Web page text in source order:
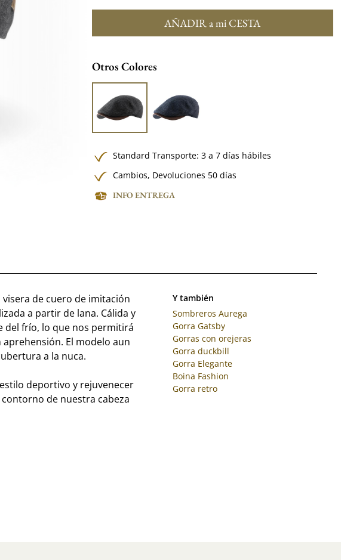
AÑADIR a mi CESTA
Otros Colores
Standard Transporte: 3 a 7 días hábiles
Cambios, Devoluciones 50 días
INFO ENTREGA
de cuero de imitación
a partir de lana. Cálida y
del frío, lo que nos permitirá
El modelo aun
a la nuca.
deportivo y rejuvenecer
de nuestra cabeza
Y también
Sombreros Aurega
Gorra Gatsby
Gorras con orejeras
Gorra duckbill
Gorra Elegante
Boina Fashion
Gorra retro